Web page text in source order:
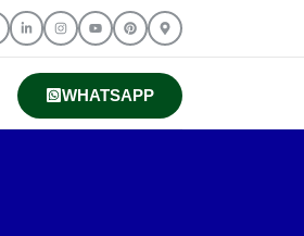
WHATSAPP